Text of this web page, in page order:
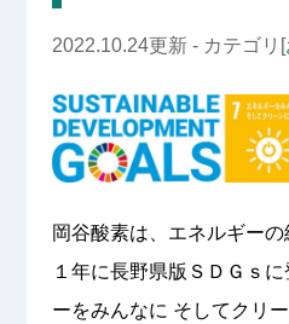
2022.10.24更新 - カテゴリ[
岡谷酸素は、エネルギー
１年に長野県版ＳＤＧｓに
ーをみんなに そしてクリー